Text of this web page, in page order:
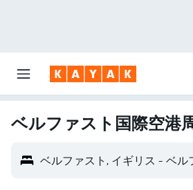
ベルファスト国際空港​
ベルファスト, イギリス - ベル